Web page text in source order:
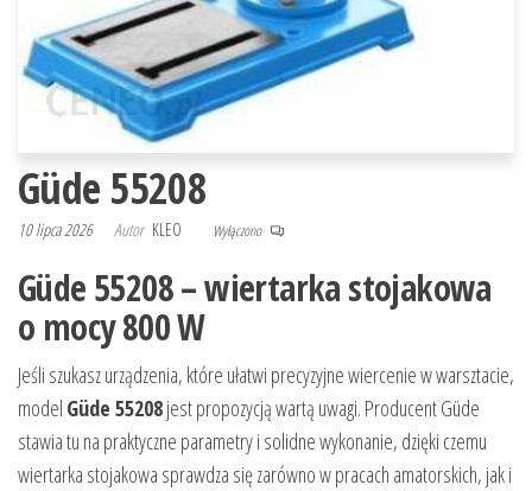
Güde 55208
10 lipca 2026 Autor KLEO Wyłączono
Güde 55208 – wiertarka stojakowa
o mocy 800 W
Jeśli szukasz urządzenia, które ułatwi precyzyjne wiercenie w warsztacie,
model Güde 55208jest propozycją wartą uwagi. Producent Güde
stawia tu na praktyczne parametry i solidne wykonanie, dzięki czemu
wiertarka stojakowa sprawdza się zarówno w pracach amatorskich, jak i